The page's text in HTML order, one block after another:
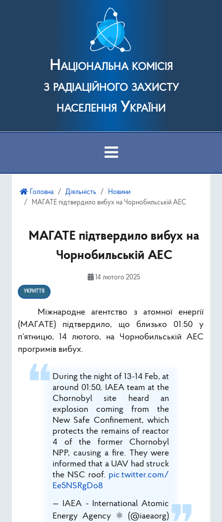
Національна комісія
з радіаційного захисту
населення України
Ресурси
Публічна інформація
Головна Діяльність
Новини
МАГАТЕ підтвердило вибух на Чорнобильській АЕС
МАГАТЕ підтвердило вибух на
Чорнобильській АЕС
14 лютого 2025
УКРИТТЯ
Міжнародне агентство з атомної енергії
(МАГАТЕ) підтвердило, що близько 01:50 у
п’ятницю, 14 лютого, на Чорнобильській АЕС
прогримів вибух.
During the night of 13-14 Feb, at
around 01:50, IAEA team at the
Chornobyl site heard an
explosion coming from the
New Safe Confinement, which
protects the remains of reactor
4 of the former Chornobyl
NPP, causing a fire. They were
informed that a UAV had struck
the NSC roof. pic.twitter.com/
Ee5NSRgDo8
— IAEA - International Atomic
Energy Agency ⚛️ (@iaeaorg)